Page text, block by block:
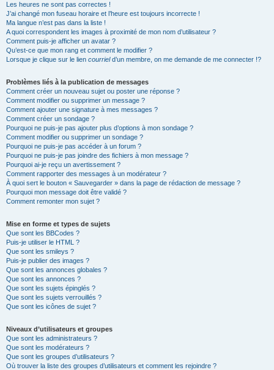
Les heures ne sont pas correctes !
J’ai changé mon fuseau horaire et l’heure est toujours incorrecte !
Ma langue n’est pas dans la liste !
A quoi correspondent les images à proximité de mon nom d’utilisateur ?
Comment puis-je afficher un avatar ?
Qu’est-ce que mon rang et comment le modifier ?
Lorsque je clique sur le lien courrield’un membre, on me demande de me connecter !?
Problèmes liés à la publication de messages
Comment créer un nouveau sujet ou poster une réponse ?
Comment modifier ou supprimer un message ?
Comment ajouter une signature à mes messages ?
Comment créer un sondage ?
Pourquoi ne puis-je pas ajouter plus d’options à mon sondage ?
Comment modifier ou supprimer un sondage ?
Pourquoi ne puis-je pas accéder à un forum ?
Pourquoi ne puis-je pas joindre des fichiers à mon message ?
Pourquoi ai-je reçu un avertissement ?
Comment rapporter des messages à un modérateur ?
À quoi sert le bouton « Sauvegarder » dans la page de rédaction de message ?
Pourquoi mon message doit être validé ?
Comment remonter mon sujet ?
Mise en forme et types de sujets
Que sont les BBCodes ?
Puis-je utiliser le HTML ?
Que sont les smileys ?
Puis-je publier des images ?
Que sont les annonces globales ?
Que sont les annonces ?
Que sont les sujets épinglés ?
Que sont les sujets verrouillés ?
Que sont les icônes de sujet ?
Niveaux d’utilisateurs et groupes
Que sont les administrateurs ?
Que sont les modérateurs ?
Que sont les groupes d’utilisateurs ?
Où trouver la liste des groupes d’utilisateurs et comment les rejoindre ?